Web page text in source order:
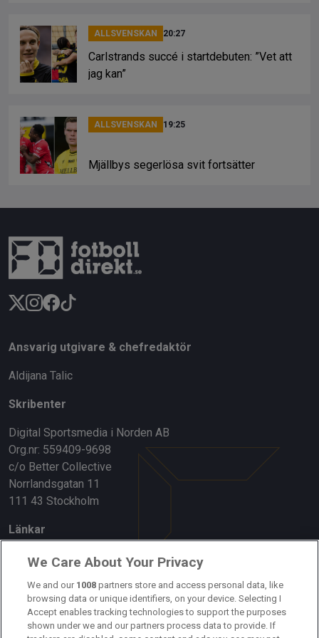
ALLSVENSKAN 20:27
Carlstrands succé i startdebuten: ”Vet att
jag kan”
ALLSVENSKAN 19:25
Mjällbys segerlösa svit fortsätter
Ansvarig utgivare & chefredaktör
Aldijana Talic
Skribenter
Digital Sportsmedia i Norden AB
Org.nr: 559409-9698
c/o Better Collective
Norrlandsgatan 11
111 43 Stockholm
Länkar
Om oss
Kontakta oss
Kundtjänst
We Care About Your Privacy
We and our 1008 partners store and access personal data, like
browsing data or unique identifiers, on your device. Selecting I
Accept enables tracking technologies to support the purposes
shown under we and our partners process data to provide. If